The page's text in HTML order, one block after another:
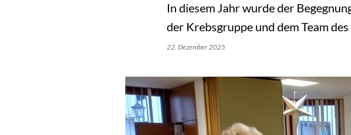
In diesem Jahr wurde der
der Krebsgruppe und dem Team
22. Dezember 2025